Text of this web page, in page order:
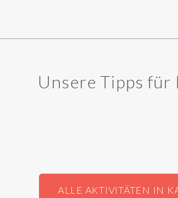
Unsere Tipps für
ALLE AKTIVITÄTEN IN